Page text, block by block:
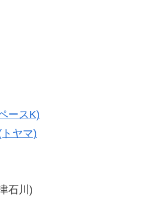
ースK)
ヤマ)
石川)